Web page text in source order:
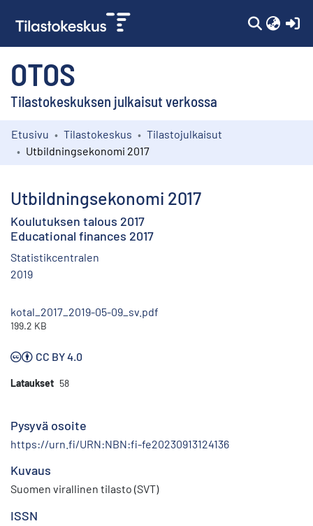
OTOS
Tilastokeskuksen julkaisut verkossa
Kokoelmat
Etusivu Tilastokeskus
Tilastojulkaisut
Utbildningsekonomi 2017
Utbildningsekonomi 2017
Koulutuksen talous 2017
Educational finances 2017
Statistikcentralen
2019
kotal_2017_2019-05-09_sv.pdf
199.2 KB
CC BY 4.0
Lataukset 58
Pysyvä osoite
https://urn.fi/URN:NBN:fi-fe20230913124136
Kuvaus
Suomen virallinen tilasto (SVT)
ISSN